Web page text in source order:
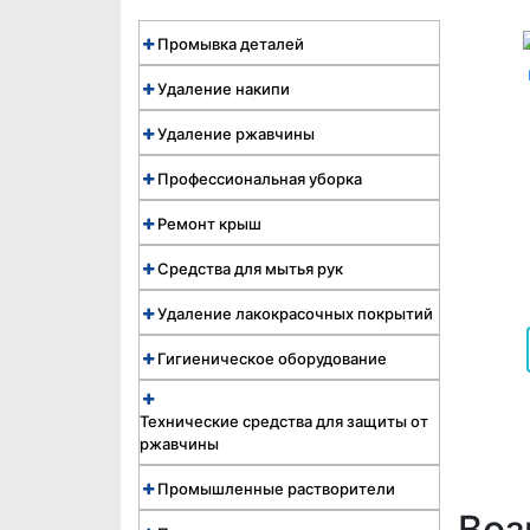
Промывка деталей
Удаление накипи
Удаление ржавчины
Профессиональная уборка
Ремонт крыш
Средства для мытья рук
Удаление лакокрасочных покрытий
Гигиеническое оборудование
Технические средства для защиты от
ржавчины
Промышленные растворители